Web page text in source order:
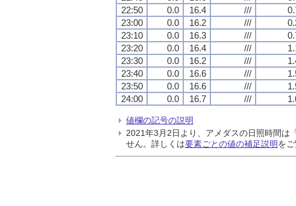
22:50
0.0 16.4 ///
23:00
0.0 16.2 ///
23:10
0.0 16.3 ///
23:20
0.0 16.4 ///
23:30
0.0 16.2 ///
23:40
0.0 16.6 ///
23:50
0.0 16.6 ///
24:00
0.0 16.7 ///
値欄の記号の説明
2021年3月2日より、アメダスの日照時間は
せん。詳しくは要素ごとの値の補足説明をご